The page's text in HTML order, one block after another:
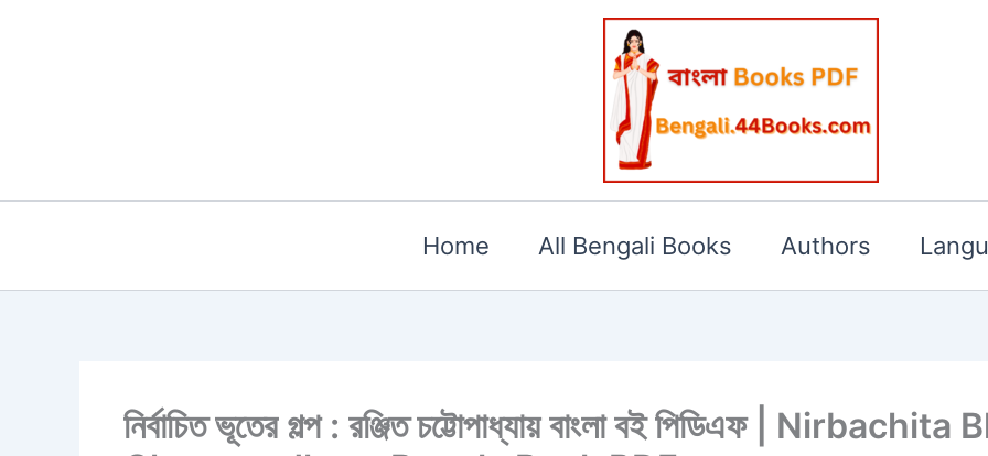
Home All Bengali Books Authors
নির্বাচিত ভূতের গল্প : রঞ্জিত চট্টোপাধ্যায় বাংলা বই পিডিএফ |